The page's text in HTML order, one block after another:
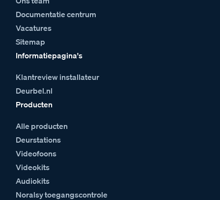
Documentatie centrum
Vacatures
Sitemap
Informatiepagina's
Klantreview installateur
Deurbel.nl
Producten
Alle producten
Deurstations
Videofoons
Videokits
Audiokits
Noralsy toegangscontrole